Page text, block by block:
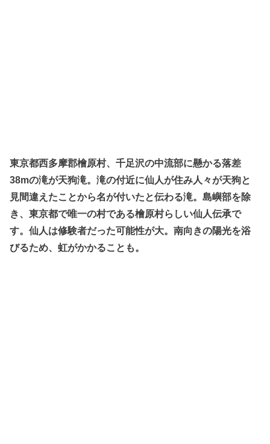
東京都西多摩郡檜原村、千足沢の中流部に懸かる落差
38mの滝が天狗滝。滝の付近に仙人が住み人々が天狗と
見間違えたことから名が付いたと伝わる滝。島嶼部を除
き、東京都で唯一の村である檜原村らしい仙人伝承で
す。仙人は修験者だった可能性が大。南向きの陽光を浴
びるため、虹がかかることも。